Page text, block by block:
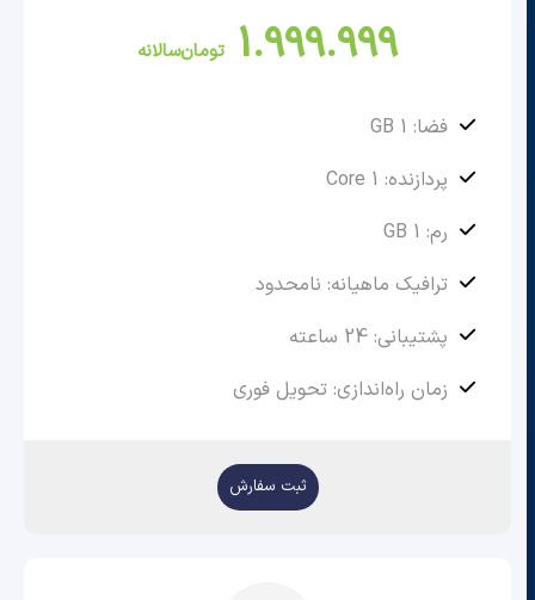
1.999.999 تومانسالانه
فضا: 1 GB
پردازنده: 1 Core
رم: 1 GB
ترافیک ماهیانه: نامحدود
پشتیبانی: 24 ساعته
زمان راه‌اندازی: تحویل فوری
ثبت سفارش